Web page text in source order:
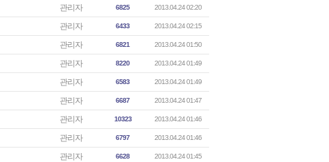
관리자 6825 2013.04.24 02:20
관리자 6433 2013.04.24 02:15
관리자 6821 2013.04.24 01:50
관리자 8220 2013.04.24 01:49
관리자 6583 2013.04.24 01:49
관리자 6687 2013.04.24 01:47
관리자 10323 2013.04.24 01:46
관리자 6797 2013.04.24 01:46
관리자 6628 2013.04.24 01:45